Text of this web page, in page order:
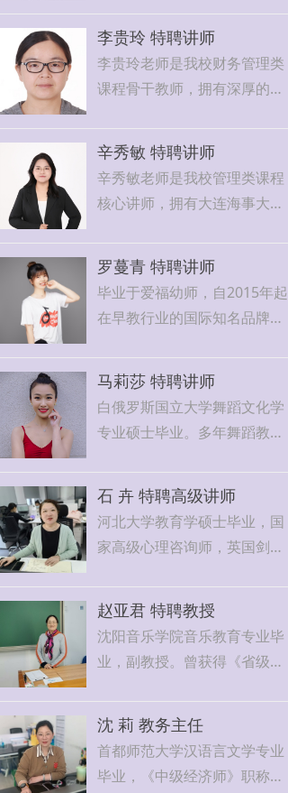
与信赖，为我校学前教育专业
学生的艺术素养提升与职业发
展打下坚实基础。
底。
的临床实践经验。她曾在北京
多家三甲医院工作，以精湛的
专业技术和温暖的人文关怀赢
得了患者和同行的广泛赞誉。
近10年来，邓老师将工作重心
转向职业教育领域，致力于培
养新一代护理人才。她善于将
专业素养和人文关怀能力。在
教学中，邓老师特别强调理论
与实践相结合，经常带领学生
进行临床实训，使学生在真实
医疗环境中快速成长。
李贵玲 特聘讲师
李贵玲老师是我校财务管理类
课程骨干教师，拥有深厚的专
硕士学位，在投身教育事业
前，曾在金融行业深耕多年，
先后参与银行运营管理及上市
公司IPO筹备工作，积累了宝
贵的实战经验。
辛秀敏 特聘讲师
辛秀敏老师是我校管理类课程
核心讲师，拥有大连海事大学
家认证教师资格证持有者，辛
老师以其独特的"技术+管
理"复合型教学特色在我校广
受赞誉。
罗蔓青 特聘讲师
毕业于爱福幼师，自2015年起
在早教行业的国际知名品牌担
目前是众多明星家庭的御用教
育指导师，热爱教育事业，喜
欢孩子，乐于分享。
现任爱福幼师特聘讲师，负责
早期教育实操课教学任务。
马莉莎 特聘讲师
白俄罗斯国立大学舞蹈文化学
专业硕士毕业。多年舞蹈教学
间、芭蕾等舞蹈类型的教学能
力，同时具备舞蹈编导能力。
现为爱福幼师特聘讲师，负责
舞蹈课程教学任务。
石 卉 特聘高级讲师
河北大学教育学硕士毕业，国
家高级心理咨询师，英国剑桥
究，并在国内多家重点期刊发
表学术文章。20年的教学生涯
中，培养了近千名学生毕业后
从事教育相关工作。同时，积
极投身帮扶山村幼儿教师的公
益事业中。
现任爱福幼师特聘高级讲师，
赵亚君 特聘教授
沈阳音乐学院音乐教育专业毕
业，副教授。曾获得《省级初
京赛区优秀导师奖》，连续两
年在市级音乐教学研会上被评
为优秀课。发表论文《试述素
沈 莉 教务主任
首都师范大学汉语言文学专业
毕业，《中级经济师》职称，